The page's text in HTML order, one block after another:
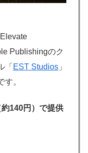
Publishingのク
「 EST Studios 」
。
140円）で提供